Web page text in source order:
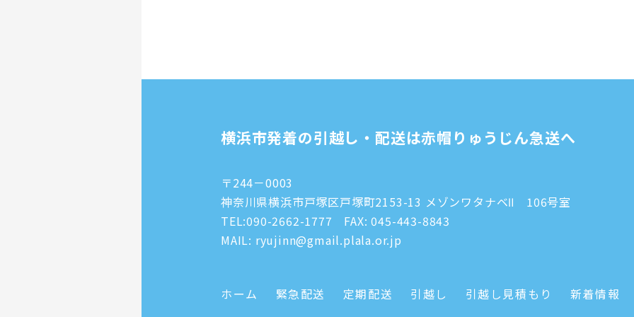
横浜市発着の引越し・配送は赤帽りゅうじん急送へ
〒244－0003
神奈川県横浜市戸塚区戸塚町2153-13 メゾンワタナベⅡ 106号室
TEL:090-2662-1777 FAX: 045-443-8843
MAIL: ryujinn@gmail.plala.or.jp
ホーム 緊急配送 定期配送 引越し 引越し見積もり 新着情報